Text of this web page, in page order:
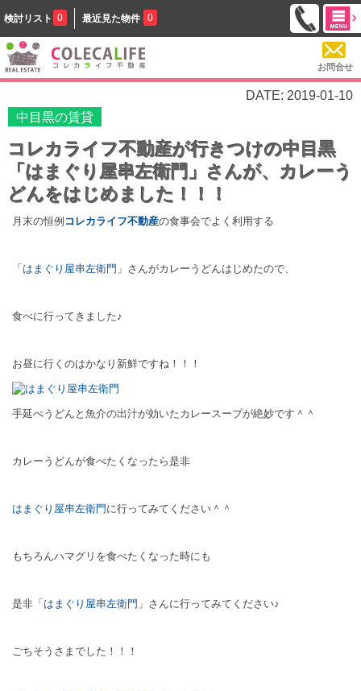
検討リスト 0 最近見た物件 0
お問合せ
DATE: 2019-01-10
中目黒の賃貸
コレカライフ不動産が行きつけの中目黒
「はまぐり屋串左衛門」さんが、カレーう
どんをはじめました！！！
月末の恒例 コレカライフ不動産の食事会でよく利用する
「 はまぐり屋串左衛門 」さんがカレーうどんはじめたので、
食べに行ってきました♪
お昼に行くのはかなり新鮮ですね！！！
手延べうどんと魚介の出汁が効いたカレースープが絶妙です＾＾
カレーうどんが食べたくなったら是非
はまぐり屋串左衛門 に行ってみてください＾＾
もちろんハマグリを食べたくなった時にも
是非「 はまぐり屋串左衛門 」さんに行ってみてください♪
ごちそうさまでした！！！